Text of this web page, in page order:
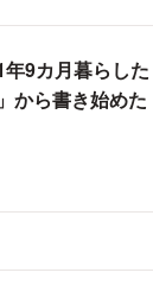
年9カ月暮らした
から書き始めた